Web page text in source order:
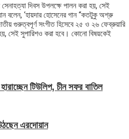
দিবস উপলক্ষে পালন করা হয়, সেই
বলেন, ‘হায়দার হোসেনের গান “কতটুকু অশ্রু
গুরুত্বপূর্ণ সংগীত হিসেবে ২৫ ও ২৬ ফেব্রুয়ারি
সেই সুপারিশও করা হবে। কোনো বিষয়কেই
টিউলিপ, চীন সফর বাতিল
এরদোয়ান